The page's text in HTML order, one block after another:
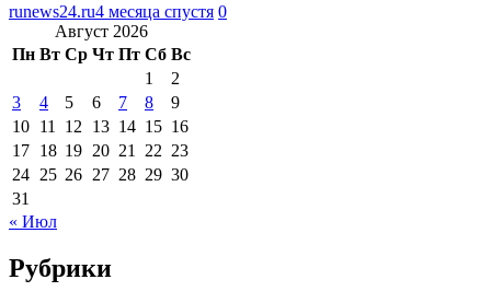
runews24.ru4 месяца спустя 0
Август 2026
Пн Вт Ср Чт Пт Сб Вс
1
2
3
4 5 6 7 8
9
10 11 12 13 14 15 16
17 18 19 20 21 22 23
24 25 26 27 28 29 30
31
« Июл
Рубрики